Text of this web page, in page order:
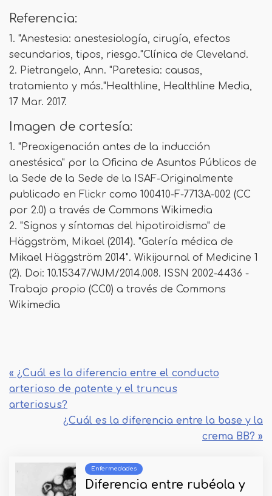
Referencia:
1. "Anestesia: anestesiología, cirugía, efectos
secundarios, tipos, riesgo."Clínica de Cleveland.
2. Pietrangelo, Ann. "Paretesia: causas,
tratamiento y más."Healthline, Healthline Media,
17 Mar. 2017.
Imagen de cortesía:
1. "Preoxigenación antes de la inducción
anestésica" por la Oficina de Asuntos Públicos de
la Sede de la Sede de la ISAF-Originalmente
publicado en Flickr como 100410-F-7713A-002 (CC
por 2.0) a través de Commons Wikimedia
2. "Signos y síntomas del hipotiroidismo" de
Häggström, Mikael (2014). "Galería médica de
Mikael Häggström 2014". Wikijournal of Medicine 1
(2). Doi: 10.15347/WJM/2014.008. ISSN 2002-4436 -
Trabajo propio (CC0) a través de Commons
Wikimedia
« ¿Cuál es la diferencia entre el conducto
arterioso de patente y el truncus
arteriosus?
¿Cuál es la diferencia entre la base y la
crema BB? »
Enfermedades
Diferencia entre rubéola y